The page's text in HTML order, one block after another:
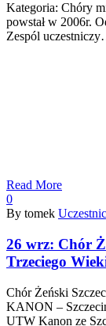
Kategoria: Chóry
powstał w 2006r.
Zespól
Read More
0
By tomek
26 wrz: Chór
Trzeciego
Chór Żeński
KANON –
UTW Kanon ze